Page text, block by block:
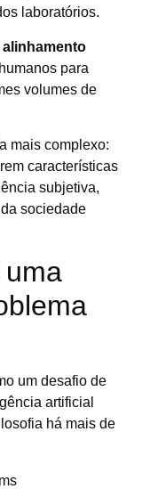
laboratórios.
alinhamento
para
volumes de
mais complexo:
características
subjetiva,
sociedade
um desafio de
artificial
há mais de